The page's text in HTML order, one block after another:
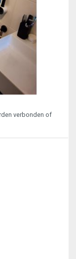
verbonden of